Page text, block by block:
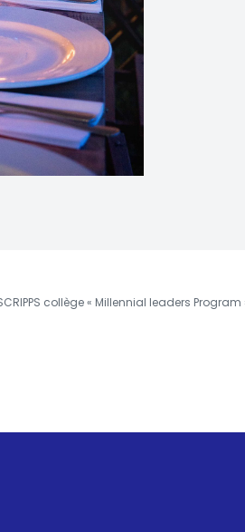
collège « Millennial leaders Program